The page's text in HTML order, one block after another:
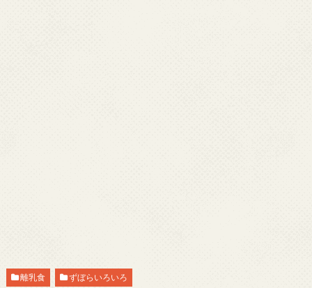
離乳食 ずぼらいろいろ